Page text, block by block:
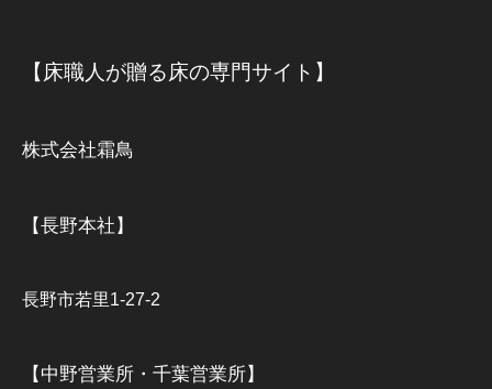
【床職人が贈る床の専門サイト】
株式会社霜鳥
【長野本社】
長野市若里1-27-2
【中野営業所・千葉営業所】